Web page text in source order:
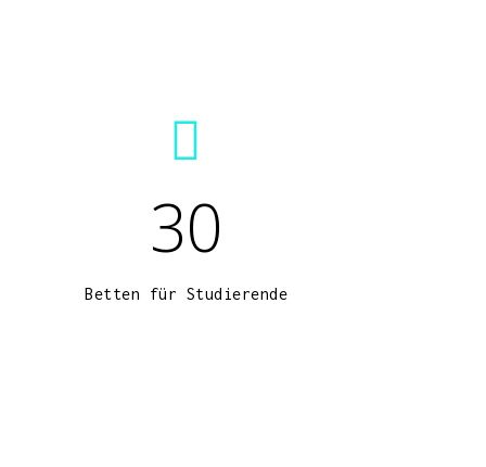
30
Betten für Studierende